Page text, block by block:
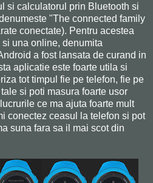
si calculatorul prin Bluetooth si
"The connected family
conectate). Pentru acestea
una online, denumita
a fost lansata de curand in
aplicatie este foarte utila si
tot timpul fie pe telefon, fie pe
si poti masura foarte usor
ce ma ajuta foarte mult
conectez ceasul la telefon si pot
suna fara sa il mai scot din